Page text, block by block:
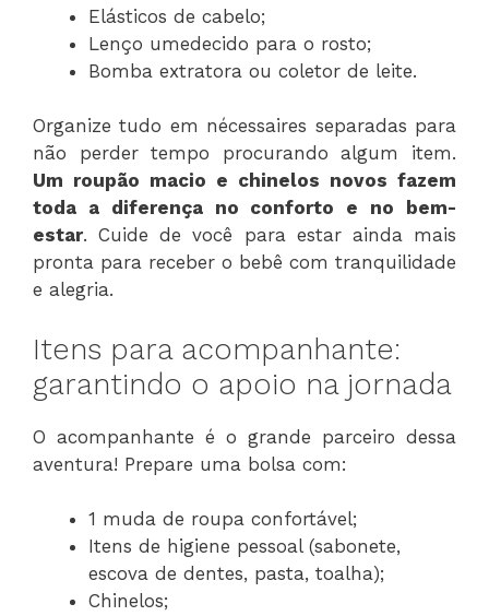
Elásticos de cabelo;
Lenço umedecido para o rosto;
Bomba extratora ou coletor de leite.
Organize tudo em nécessaires separadas para
não perder tempo procurando algum item.
Um roupão macio e chinelos novos fazem
toda a diferença no conforto e no bem-
estar. Cuide de você para estar ainda mais
pronta para receber o bebê com tranquilidade
e alegria.
Itens para acompanhante:
garantindo o apoio na jornada
O acompanhante é o grande parceiro dessa
aventura! Prepare uma bolsa com:
1 muda de roupa confortável;
Itens de higiene pessoal (sabonete,
escova de dentes, pasta, toalha);
Chinelos;